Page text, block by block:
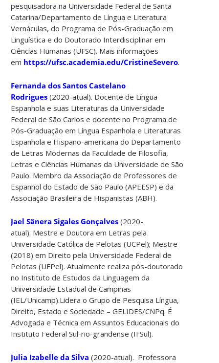
pesquisadora na Universidade Federal de Santa
Catarina/Departamento de Língua e Literatura
Vernáculas, do Programa de Pós-Graduação em
Linguística e do Doutorado Interdisciplinar em
Ciências Humanas (UFSC). Mais informações
em https://ufsc.academia.edu/CristineSevero.
Fernanda dos Santos Castelano
Rodrigues (2020-atual). Docente de Língua
Espanhola e suas Literaturas da Universidade
Federal de São Carlos e docente no Programa de
Pós-Graduação em Língua Espanhola e Literaturas
Espanhola e Hispano-americana do Departamento
de Letras Modernas da Faculdade de Filosofia,
Letras e Ciências Humanas da Universidade de São
Paulo. Membro da Associação de Professores de
Espanhol do Estado de São Paulo (APEESP) e da
Associação Brasileira de Hispanistas (ABH).
Jael Sânera Sigales Gonçalves (2020-
atual). Mestre e Doutora em Letras pela
Universidade Católica de Pelotas (UCPel); Mestre
(2018) em Direito pela Universidade Federal de
Pelotas (UFPel). Atualmente realiza pós-doutorado
no Instituto de Estudos da Linguagem da
Universidade Estadual de Campinas
(IEL/Unicamp).Lidera o Grupo de Pesquisa Língua,
Direito, Estado e Sociedade – GELIDES/CNPq. É
Advogada e Técnica em Assuntos Educacionais do
Instituto Federal Sul-rio-grandense (IFSul).
Julia Izabelle da Silva (2020-atual). Professora